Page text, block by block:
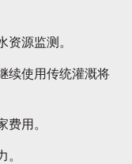
源监测。
续使用传统灌溉将
用。